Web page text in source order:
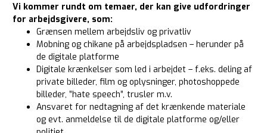
Vi kommer rundt om temaer, der kan give udfordringer
for arbejdsgivere, som:
Grænsen mellem arbejdsliv og privatliv
Mobning og chikane på arbejdspladsen – herunder på
de digitale platforme
Digitale krænkelser som led i arbejdet – f.eks. deling af
private billeder, film og oplysninger, photoshoppede
billeder, ”hate speech”, trusler m.v.
Ansvaret for nedtagning af det krænkende materiale
og evt. anmeldelse til de digitale platforme og/eller